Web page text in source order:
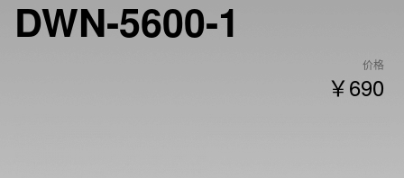
DWN-5600-1
价格
￥690